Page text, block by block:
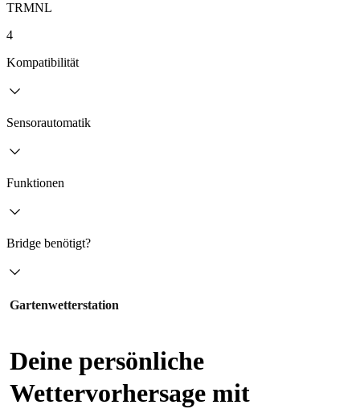
TRMNL
4
Kompatibilität
Sensorautomatik
Funktionen
Bridge benötigt?
Gartenwetterstation
Deine persönliche
Wettervorhersage mit